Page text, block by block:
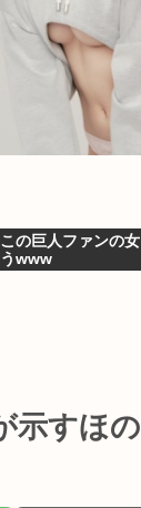
この巨人ファンの
www
示すほ